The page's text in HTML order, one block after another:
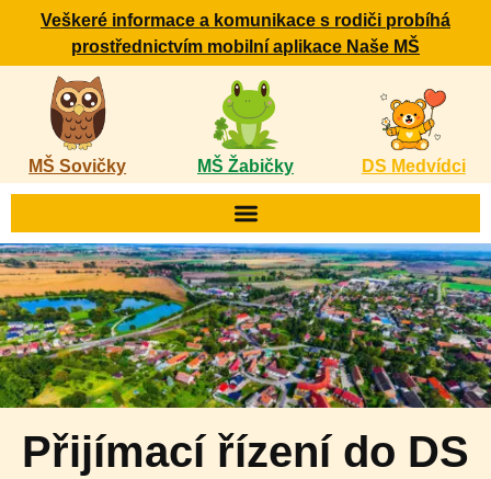
Veškeré informace a komunikace s rodiči probíhá
prostřednictvím mobilní aplikace Naše MŠ
MŠ Sovičky MŠ Žabičky DS Medvídci
Přijímací řízení do DS